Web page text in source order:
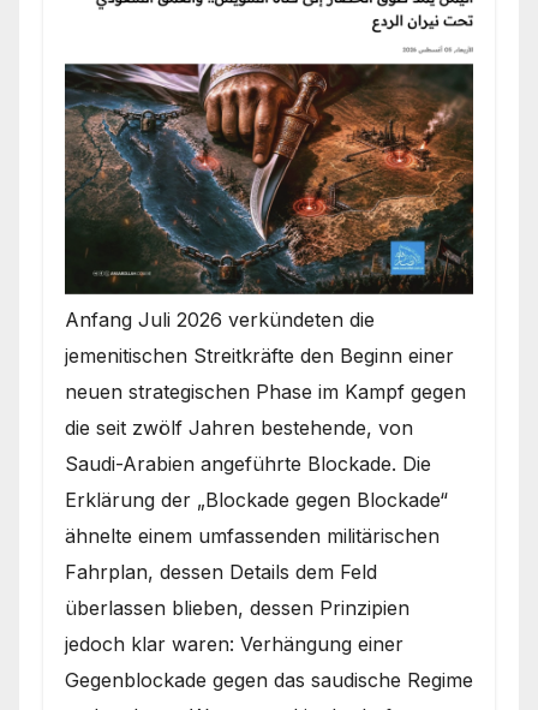
Anfang Juli 2026 verkündeten die
jemenitischen Streitkräfte den Beginn einer
neuen strategischen Phase im Kampf gegen
die seit zwölf Jahren bestehende, von
Saudi-Arabien angeführte Blockade. Die
Erklärung der „Blockade gegen Blockade“
ähnelte einem umfassenden militärischen
Fahrplan, dessen Details dem Feld
überlassen blieben, dessen Prinzipien
jedoch klar waren: Verhängung einer
Gegenblockade gegen das saudische Regime